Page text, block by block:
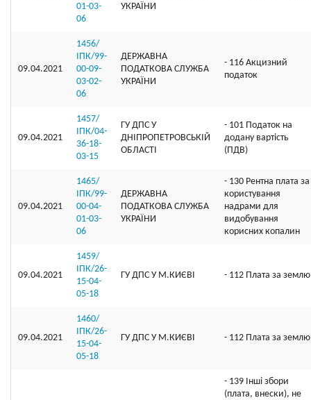
01-03-
06
УКРАЇНИ
09.04.2021
1456/
ІПК/99-
00-09-
03-02-
06
ДЕРЖАВНА
ПОДАТКОВА СЛУЖБА
УКРАЇНИ
- 116 Акцизний
податок
09.04.2021
1457/
ІПК/04-
36-18-
03-15
ГУ ДПС У
ДНІПРОПЕТРОВСЬКІЙ
ОБЛАСТІ
- 101 Податок на
додану вартість
(ПДВ)
09.04.2021
1465/
ІПК/99-
00-04-
01-03-
06
ДЕРЖАВНА
ПОДАТКОВА СЛУЖБА
УКРАЇНИ
- 130 Рентна плата за
користування
надрами для
видобування
корисних копалин
09.04.2021
1459/
ІПК/26-
15-04-
05-18
ГУ ДПС У М.КИЄВІ - 112 Плата за землю
09.04.2021
1460/
ІПК/26-
15-04-
05-18
ГУ ДПС У М.КИЄВІ - 112 Плата за землю
- 139 Інші збори
(плата, внески), не